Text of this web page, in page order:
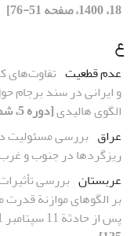
18، 1400، صفحه 51-76]
ع
عدم قطعیت تفاوت‌های
و ایرانی در سند برجام
الگوی هالیدی[دوره 5، شماره 18، 1400، صفحه 155-166]
عراق بررسی مسئولیت
ریزگردها در جنوب و
عربستان بررسی
بر الگوهای موازنة
پس از حادثة 11 سپتامبر 2001